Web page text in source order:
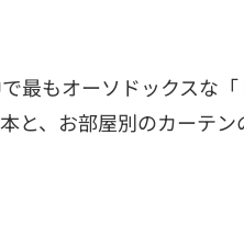
最もオーソドックスな
と、お部屋別のカーテン